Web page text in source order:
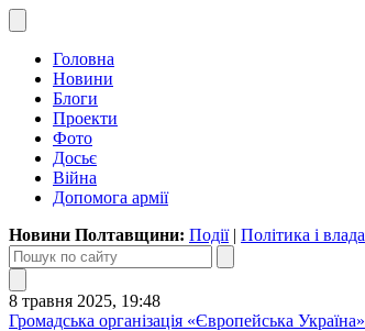
Головна
Новини
Блоги
Проекти
Фото
Досьє
Війна
Допомога армії
Новини Полтавщини: Події| Політика і влада
8 травня 2025, 19:48
Громадська організація «Європейська Україна»